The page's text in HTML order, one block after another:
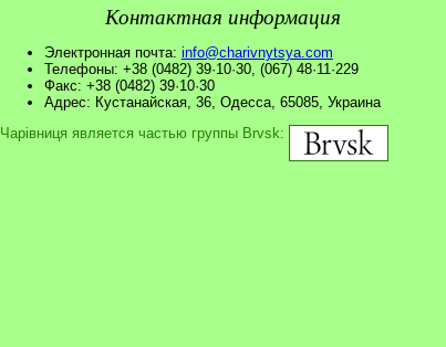
Контактная информация
Электронная почта: info@charivnytsya.com
Телефоны: +38 (0482) 39·10·30, (067) 48·11·229
Факс: +38 (0482) 39·10·30
Адрес: Кустанайская, 36, Одесса, 65085, Украина
Чарівниця является частью группы Brvsk: